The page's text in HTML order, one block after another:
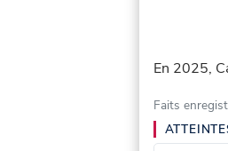
En 2025,
Faits